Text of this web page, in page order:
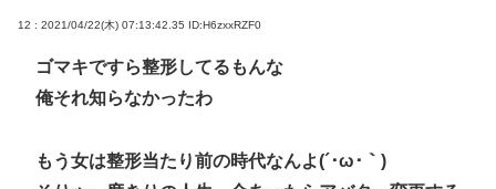
12 : 2021/04/22(木) 07:13:42.35 ID:H6zxxRZF0
ゴマキですら整形してるもんな
俺それ知らなかったわ
もう女は整形当たり前の時代なんよ(´･ω･｀)